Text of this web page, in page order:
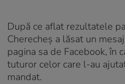
După ce aflat rezultatele
Cherecheş a lăsat un
pagina sa de Facebook, în
tuturor celor care l-au
mandat.